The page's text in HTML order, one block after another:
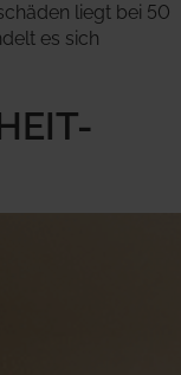
liegt bei 50
es sich